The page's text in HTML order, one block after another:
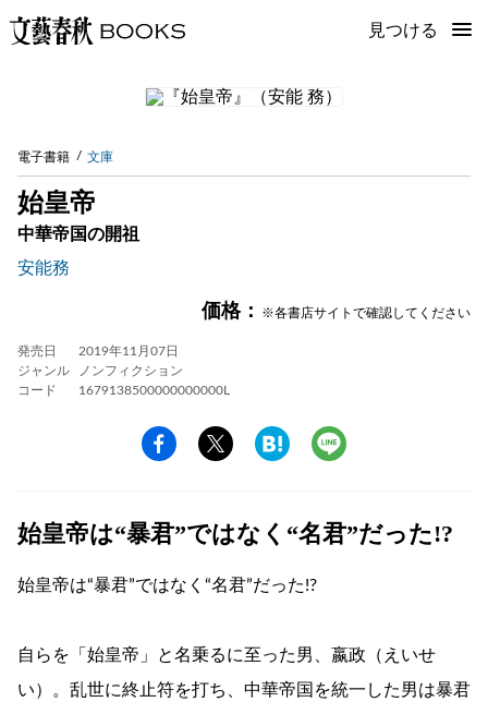
見つける
電子書籍 文庫
始皇帝
中華帝国の開祖
安能務
価格： ※各書店サイトで確認してください
発売日
2019年11月07日
ジャンル
ノンフィクション
コード
1679138500000000000L
始皇帝は“暴君”ではなく“名君”だった!?
始皇帝は“暴君”ではなく“名君”だった!?
自らを「始皇帝」と名乗るに至った男、嬴政（えいせ
い）。乱世に終止符を打ち、中華帝国を統一した男は暴君